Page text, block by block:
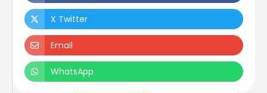
X Twitter
Email
WhatsApp